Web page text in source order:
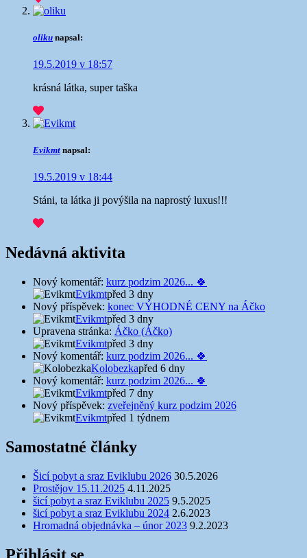
oliku napsal:
19.5.2019 v 18:57
krásná látka, super taška
Evikmt napsal:
19.5.2019 v 18:44
Stáni, ta látka ji povýšila na naprostý luxus!!!
Nedávná aktivita
Nový komentář: kurz podzim 2026... 🍀
Evikmtpřed 3 dny
Nový příspěvek: konec VÝHODNÉ CENY na Áčko
Evikmtpřed 3 dny
Upravena stránka: Áčko (Áčko)
Evikmtpřed 3 dny
Nový komentář: kurz podzim 2026... 🍀
Kolobezkapřed 6 dny
Nový komentář: kurz podzim 2026... 🍀
Evikmtpřed 7 dny
Nový příspěvek: zveřejněný kurz podzim 2026
Evikmtpřed 1 týdnem
Samostatné články
Šicí pobyt a sraz Eviklubu 2026 30.5.2026
Prostějov 15.11.2025 4.11.2025
šicí pobyt a sraz Eviklubu 2025 9.5.2025
šicí pobyt a sraz Eviklubu 2024 2.6.2023
Hromadná objednávka – únor 2023 9.2.2023